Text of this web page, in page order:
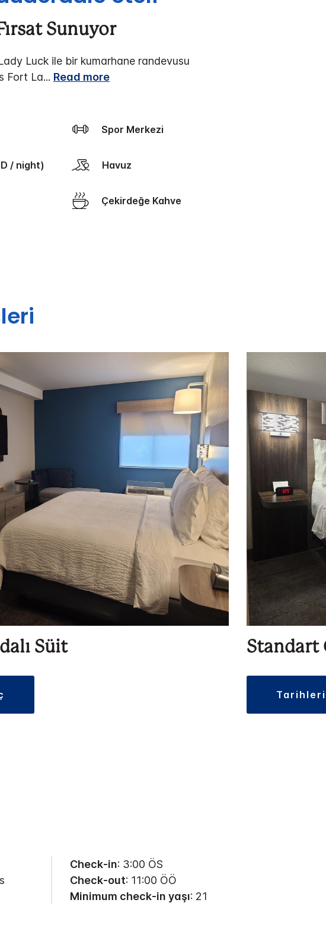
Sunuyor
Luck ile bir kumarhane randevusu
Fort La... Read more
Spor Merkezi
/ night) Havuz
Çekirdeğe Kahve
Süit Standart
Check-in: 3:00 ÖS
Check-out: 11:00 ÖÖ
Minimum check-in yaşı: 21